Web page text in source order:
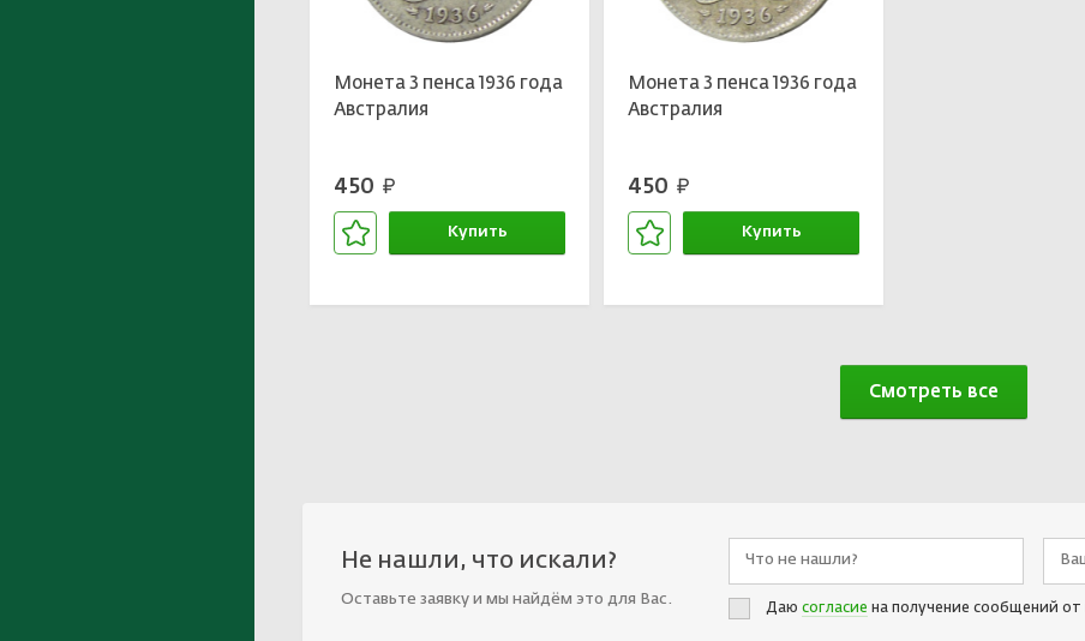
Монета 3 пенса 1936 года
Австралия
450 руб.
Купить
Монета 3 пенса 1936 года
Австралия
450 руб.
Купить
Смотреть все
Не нашли, что искали?
Оставьте заявку и мы найдём это для Вас.
Даю согласие на получение сообщений